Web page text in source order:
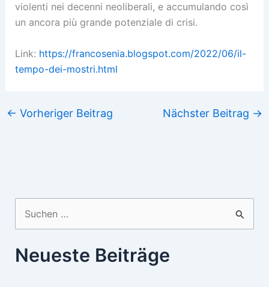
violenti nei decenni neoliberali, e accumulando così
un ancora più grande potenziale di crisi.
Link: https://francosenia.blogspot.com/2022/06/il-
tempo-dei-mostri.html
← Vorheriger Beitrag Nächster Beitrag →
nach:
Neueste Beiträge